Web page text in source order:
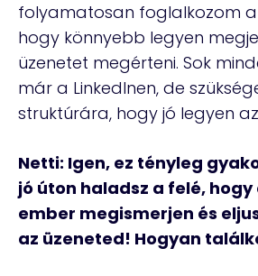
folyamatosan foglalkozom
hogy könnyebb legyen
üzenetet megérteni. Sok
már a LinkedInen, de
struktúrára, hogy jó legyen
Netti: Igen, ez tényleg
jó úton haladsz a felé,
ember megismerjen és
az üzeneted! Hogyan